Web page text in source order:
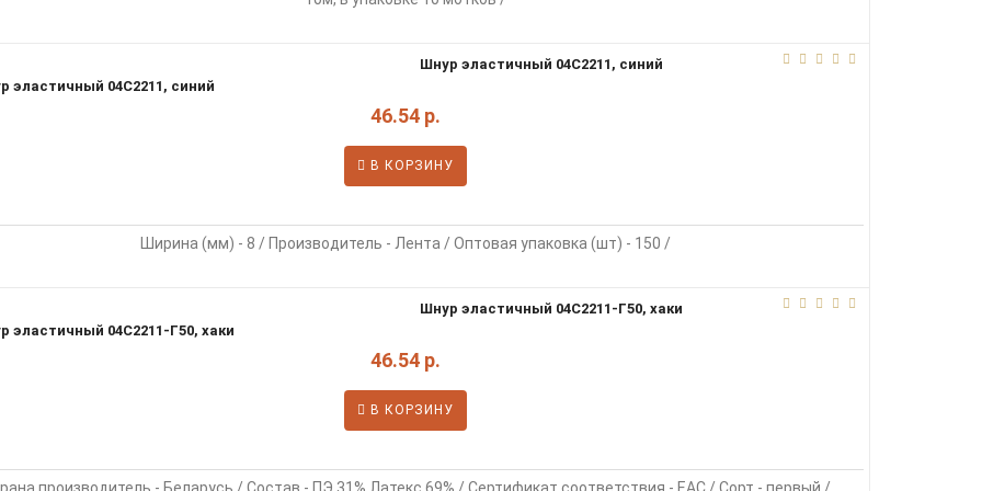
Шнур эластичный 04С2211, синий
46.54 р.
В КОРЗИНУ
Ширина (мм) - 8 / Производитель - Лента / Оптовая упаковка (шт) - 150 /
Шнур эластичный 04С2211-Г50, хаки
46.54 р.
В КОРЗИНУ